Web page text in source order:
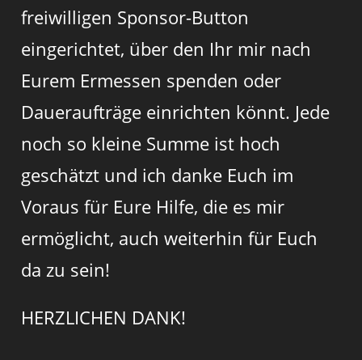
freiwilligen Sponsor-Button
eingerichtet, über den Ihr mir nach
Eurem Ermessen spenden oder
Daueraufträge einrichten könnt. Jede
noch so kleine Summe ist hoch
geschätzt und ich danke Euch im
Voraus für Eure Hilfe, die es mir
ermöglicht, auch weiterhin für Euch
da zu sein!
HERZLICHEN DANK!